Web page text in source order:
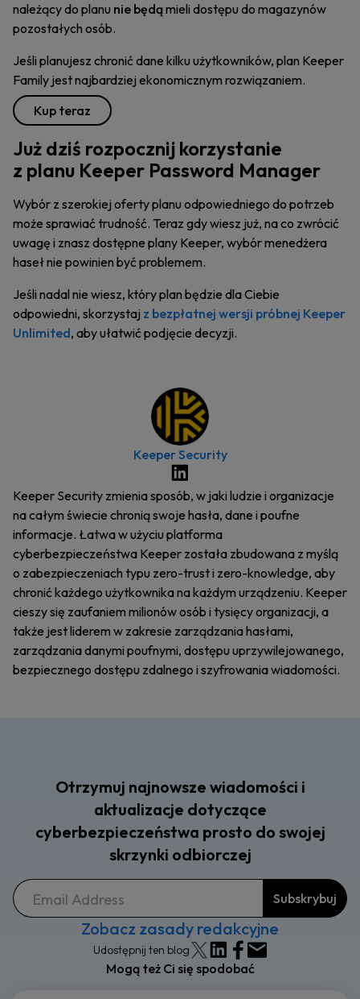
należący do planu nie będąmieli dostępu do magazynów
pozostałych osób.
Jeśli planujesz chronić dane kilku użytkowników, plan Keeper
Family jest najbardziej ekonomicznym rozwiązaniem.
Kup teraz
Już dziś rozpocznij korzystanie
z planu Keeper Password Manager
Wybór z szerokiej oferty planu odpowiedniego do potrzeb
może sprawiać trudność. Teraz gdy wiesz już, na co zwrócić
uwagę i znasz dostępne plany Keeper, wybór menedżera
haseł nie powinien być problemem.
Jeśli nadal nie wiesz, który plan będzie dla Ciebie
odpowiedni, skorzystaj z bezpłatnej wersji próbnej Keeper
Unlimited, aby ułatwić podjęcie decyzji.
Keeper Security
Keeper Security zmienia sposób, w jaki ludzie i organizacje
na całym świecie chronią swoje hasła, dane i poufne
informacje. Łatwa w użyciu platforma
cyberbezpieczeństwa Keeper została zbudowana z myślą
o zabezpieczeniach typu zero-trust i zero-knowledge, aby
chronić każdego użytkownika na każdym urządzeniu. Keeper
cieszy się zaufaniem milionów osób i tysięcy organizacji, a
także jest liderem w zakresie zarządzania hasłami,
zarządzania danymi poufnymi, dostępu uprzywilejowanego,
bezpiecznego dostępu zdalnego i szyfrowania wiadomości.
Otrzymuj najnowsze wiadomości i
aktualizacje dotyczące
cyberbezpieczeństwa prosto do swojej
skrzynki odbiorczej
Zobacz zasady redakcyjne
Udostępnij ten blog
Mogą też Ci się spodobać